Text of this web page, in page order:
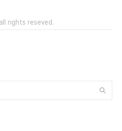
rights reseved.